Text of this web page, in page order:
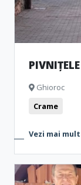
Ghioroc
Crame
Vezi mai mult